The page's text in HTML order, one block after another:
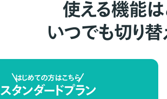
使える機能は
いつでも切り替
はじめての方はこちら
スタンダードプラン